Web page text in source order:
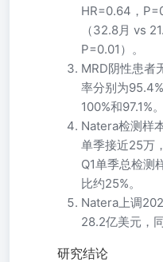
HR=0.64，
（32.8月 vs
P=0.01）。
MRD阴性患者
率分别为
100%和97.1%。
Natera检测样
单季接近25万
Q1单季总检测
比约25%。
Natera上调
28.2亿美元，
研究结论